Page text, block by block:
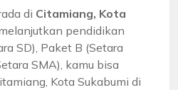
di Citamiang, Kota
pendidikan
SD), Paket B (Setara
SMA), kamu bisa
Kota Sukabumi di